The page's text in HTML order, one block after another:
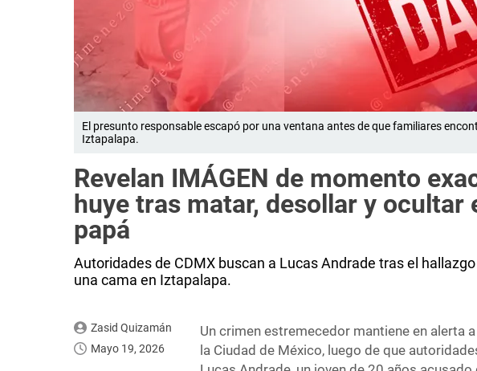
El presunto responsable escapó por una ventana antes de que familiares
Iztapalapa.
Revelan IMÁGEN de momento
huye tras matar, desollar y ocultar
papá
Autoridades de CDMX buscan a Lucas Andrade tras el
una cama en Iztapalapa.
Zasid Quizamán
Mayo 19, 2026
Un crimen estremecedor mantiene en alerta
la Ciudad de México, luego de que